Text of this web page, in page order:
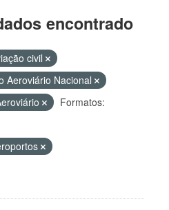
encontrado
civil
Aeroviário Nacional
Formatos: